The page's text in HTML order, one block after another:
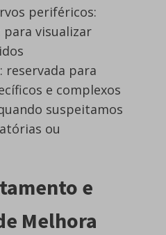
periféricos:
visualizar
reservada para
e complexos
suspeitamos
ou
e
Melhora